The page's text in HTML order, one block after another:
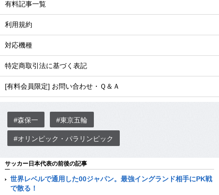
有料記事一覧
利用規約
対応機種
特定商取引法に基づく表記
[有料会員限定] お問い合わせ・Ｑ＆Ａ
#森保一 #東京五輪
#オリンピック・パラリンピック
サッカー日本代表の前後の記事
世界レベルで通用した00ジャパン。最強イングランド相手にPK戦
で散る！